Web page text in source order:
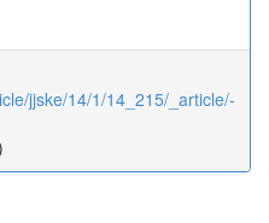
jjske/14/1/14_215/_article/-